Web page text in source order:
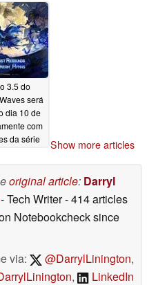
3.5 do
será
dia 10 de
com
da série
Show more articles
original article: Darryl
- Tech Writer- 414 articles
Notebookchecksince
via:
@DarrylLinington,
, LinkedIn